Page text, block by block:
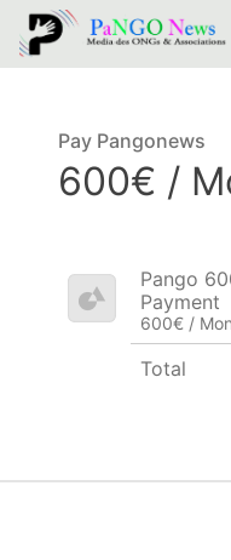
Pay Pangonews
600€ /
Pango
Payment
600€ /
Total